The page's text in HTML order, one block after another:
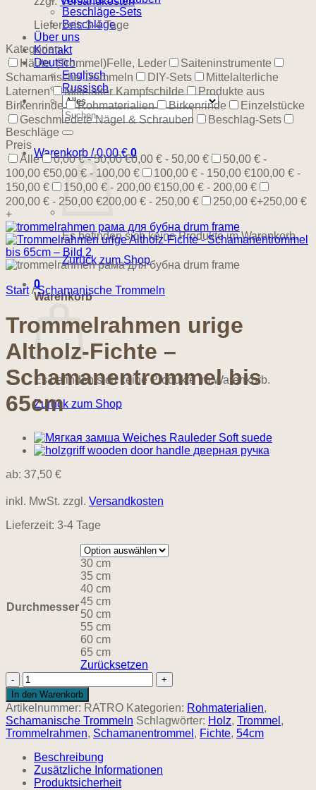
Beschläge-Sets
Beschläge
Über uns
Kontakt
Deutsch
Englisch
Russisch
Suchen
nach:
Warenkorb /0,00€ 0
Es befinden sich keine Produkte im Warenkorb.
Zurück zum Shop
0
Warenkorb
Es befinden sich keine Produkte im Warenkorb.
Zurück zum Shop
Lieferzeit:3-4 Tage
Kategorien
Häute, (Trommel)Felle, Leder
Saiteninstrumente
Schamanische Trommeln
DIY-Sets
Mittelalterliche
Laternen
Mittelalter Kampfschilde
Produkte aus
Birkenrinde
Rohmaterialien Birkenrinde
Einzelstücke
Geschmiedete Nägel & Schrauben
Beschlag-Sets
Beschläge
Preis
Alle
0,00 € - 50,00 €0,00 € - 50,00 €
50,00 € -
100,00 €50,00 € - 100,00 € 100,00 € - 150,00 €100,00 € -
150,00 €
150,00 € - 200,00 €150,00 € - 200,00 €
200,00 € - 250,00 €200,00 € - 250,00 € 250,00 €+250,00 €
+
Start / Schamanische Trommeln
Trommelrahmen urige
Altholz-Fichte –
Schamanentrommel bis
65cm
ab: 37,50 €
inkl. MwSt. zzgl. Versandkosten
Lieferzeit: 3-4 Tage
Durchmesser
30 cm
35 cm
40 cm
45 cm
50 cm
55 cm
60 cm
65 cm
Zurücksetzen
Trommelrahmen
urige
Altholz-
Fichte
-
Schamanentrommel
bis
65cm
Menge
In den Warenkorb
Artikelnummer: RATRO Kategorien: Rohmaterialien,
Schamanische Trommeln Schlagwörter: Holz, Trommel ,
Trommelrahmen, Schamanentrommel , Fichte, 54cm
Beschreibung
Zusätzliche Informationen
Produktsicherheit